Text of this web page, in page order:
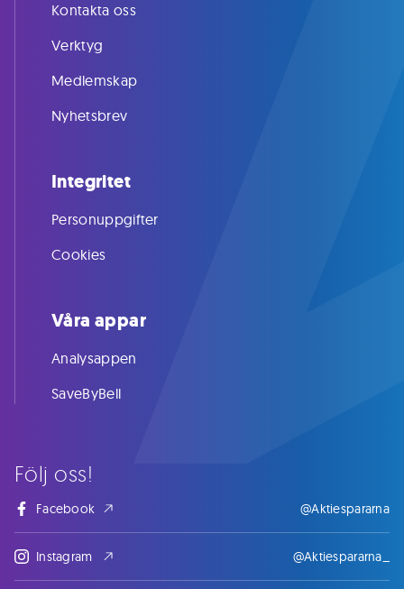
Följ oss!
Facebook @Aktiespararna
Instagram @Aktiespararna_
Kontakta oss
Verktyg
Medlemskap
Nyhetsbrev
Integritet
Personuppgifter
Cookies
Våra appar
Analysappen
SaveByBell